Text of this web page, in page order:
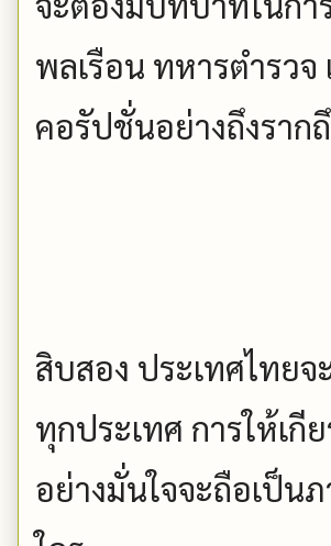
พลเรือน ทหารตำรวจ
คอรัปชั่นอย่างถึงราก
สิบสอง ประเทศไทย
ทุกประเทศ การให้เ
อย่างมั่นใจจะถือเป็น